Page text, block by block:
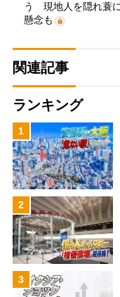
う 現地人を隠れ蓑
懸念も
関連記事
ランキング
1
2
3